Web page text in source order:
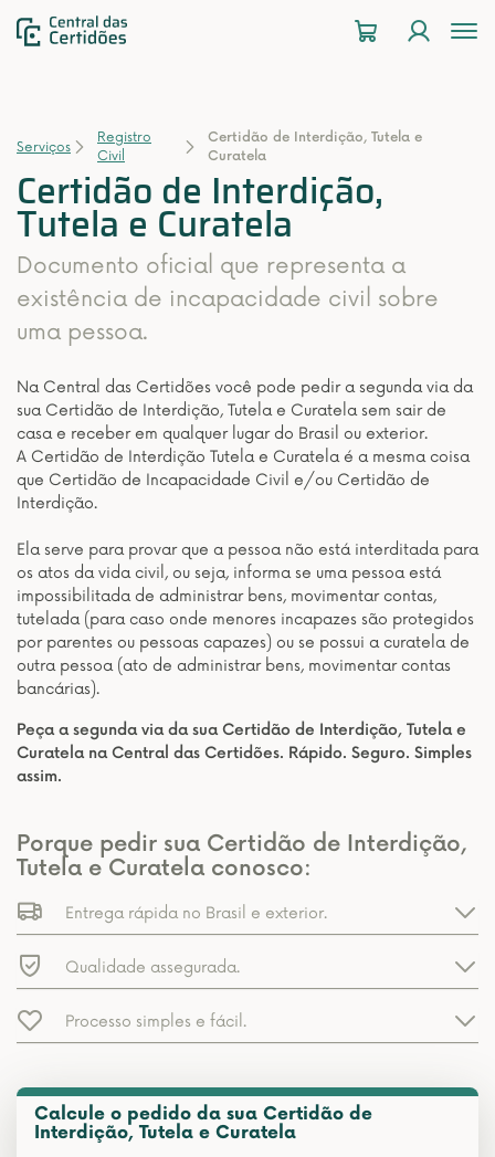
Serviços
Registro
Civil
Certidão de Interdição, Tutela e
Curatela
Certidão de Interdição,
Tutela e Curatela
Documento oficial que representa a
existência de incapacidade civil sobre
uma pessoa.
Na Central das Certidões você pode pedir a segunda via da
sua Certidão de Interdição, Tutela e Curatela sem sair de
casa e receber em qualquer lugar do Brasil ou exterior.
A Certidão de Interdição Tutela e Curatela é a mesma coisa
que Certidão de Incapacidade Civil e/ou Certidão de
Interdição.
Ela serve para provar que a pessoa não está interditada para
os atos da vida civil, ou seja, informa se uma pessoa está
impossibilitada de administrar bens, movimentar contas,
tutelada (para caso onde menores incapazes são protegidos
por parentes ou pessoas capazes) ou se possui a curatela de
outra pessoa (ato de administrar bens, movimentar contas
bancárias).
Peça a segunda via da sua Certidão de Interdição, Tutela e
Curatela na Central das Certidões. Rápido. Seguro. Simples
assim.
Porque pedir sua Certidão de Interdição,
Tutela e Curatela conosco:
Entrega rápida no Brasil e exterior.
Qualidade assegurada.
Processo simples e fácil.
Calcule o pedido da sua Certidão de
Interdição, Tutela e Curatela